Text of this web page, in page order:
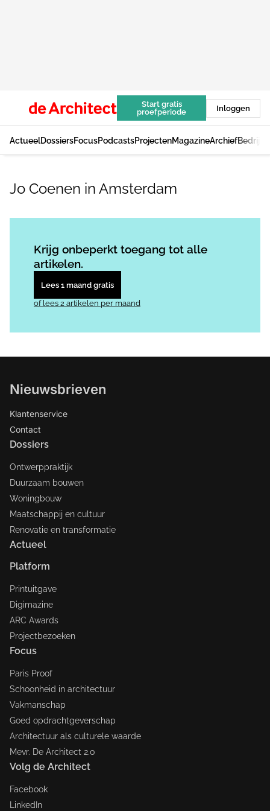
Start gratis
proefperiode
Inloggen
ActueelDossiersFocusPodcastsProjectenMagazineArchief
Jo Coenen in Amsterdam
Krijg onbeperkt toegang tot alle
artikelen.
Lees 1 maand gratis
of lees 2 artikelen per maand
Nieuwsbrieven
Klantenservice
Contact
Dossiers
Ontwerppraktijk
Duurzaam bouwen
Woningbouw
Maatschappij en cultuur
Renovatie en transformatie
Actueel
Platform
Printuitgave
Digimazine
ARC Awards
Projectbezoeken
Focus
Paris Proof
Schoonheid in architectuur
Vakmanschap
Goed opdrachtgeverschap
Architectuur als culturele waarde
Mevr. De Architect 2.0
Volg de Architect
Facebook
LinkedIn